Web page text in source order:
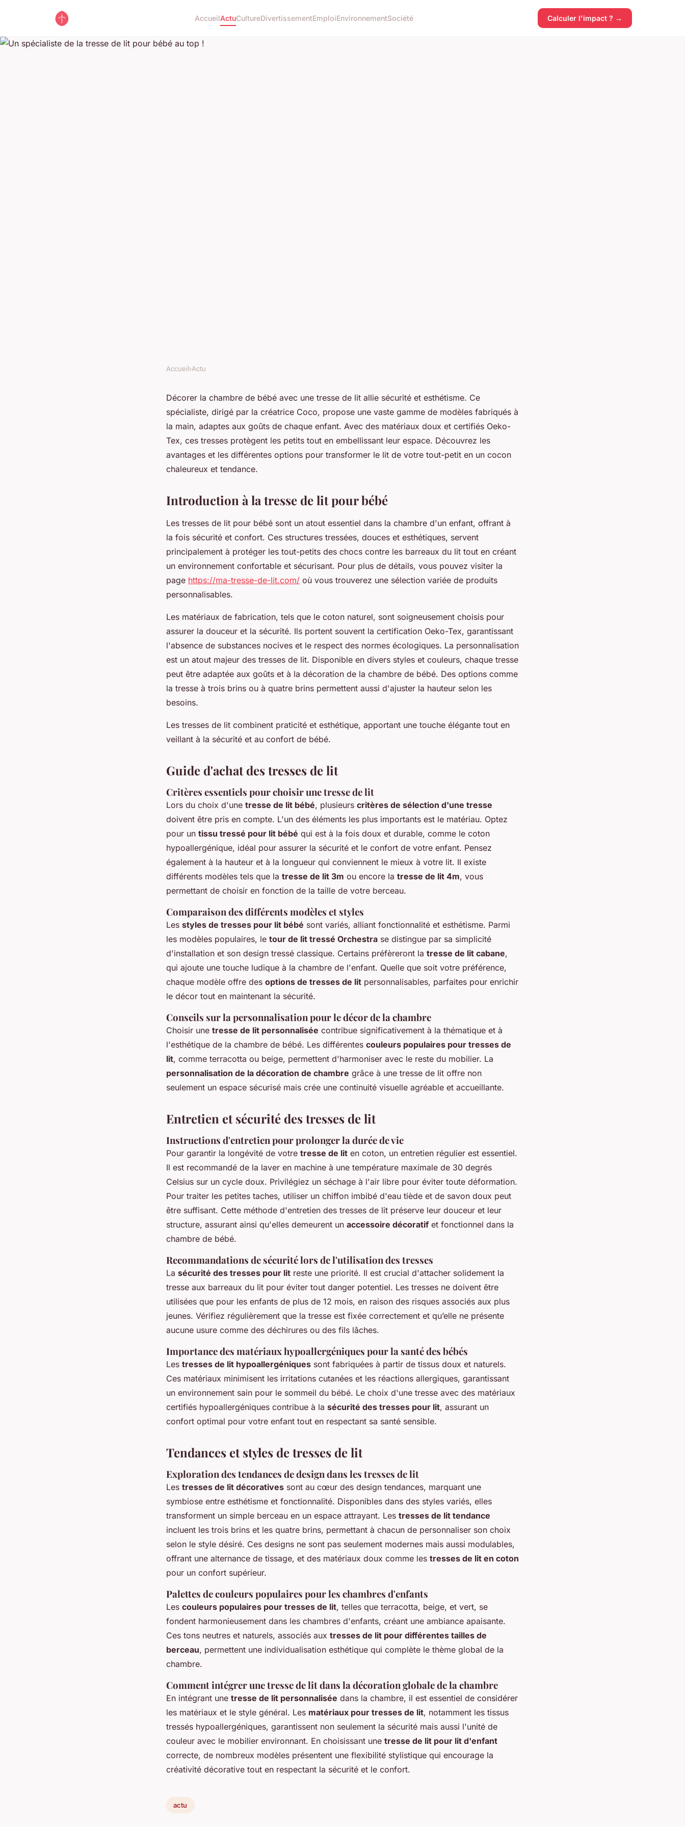
AccueilActuCultureDivertissementEmploiEnvironnementSociété Calculer l'impact ? →
Un spécialiste de la tresse de lit pour
6 min de lecture
Accueil›Actu
Décorer la chambre de bébé avec une tresse de lit allie sécurité et esthétisme. Ce
spécialiste, dirigé par la créatrice Coco, propose une vaste gamme de modèles fabriqués à
la main, adaptes aux goûts de chaque enfant. Avec des matériaux doux et certifiés Oeko-
Tex, ces tresses protègent les petits tout en embellissant leur espace. Découvrez les
avantages et les différentes options pour transformer le lit de votre tout-petit en un cocon
chaleureux et tendance.
Introduction à la tresse de lit pour bébé
Les tresses de lit pour bébé sont un atout essentiel dans la chambre d'un enfant, offrant à
la fois sécurité et confort. Ces structures tressées, douces et esthétiques, servent
principalement à protéger les tout-petits des chocs contre les barreaux du lit tout en créant
un environnement confortable et sécurisant. Pour plus de détails, vous pouvez visiter la
page https://ma-tresse-de-lit.com/ où vous trouverez une sélection variée de produits
personnalisables.
Les matériaux de fabrication, tels que le coton naturel, sont soigneusement choisis pour
assurer la douceur et la sécurité. Ils portent souvent la certification Oeko-Tex, garantissant
l'absence de substances nocives et le respect des normes écologiques. La personnalisation
est un atout majeur des tresses de lit. Disponible en divers styles et couleurs, chaque tresse
peut être adaptée aux goûts et à la décoration de la chambre de bébé. Des options comme
la tresse à trois brins ou à quatre brins permettent aussi d'ajuster la hauteur selon les
besoins.
Les tresses de lit combinent praticité et esthétique, apportant une touche élégante tout en
veillant à la sécurité et au confort de bébé.
Guide d'achat des tresses de lit
Critères essentiels pour choisir une tresse de lit
Lors du choix d'une tresse de lit bébé, plusieurs critères de sélection d'une tresse
doivent être pris en compte. L'un des éléments les plus importants est le matériau. Optez
pour un tissu tressé pour lit bébé qui est à la fois doux et durable, comme le coton
hypoallergénique, idéal pour assurer la sécurité et le confort de votre enfant. Pensez
également à la hauteur et à la longueur qui conviennent le mieux à votre lit. Il existe
différents modèles tels que la tresse de lit 3m ou encore la tresse de lit 4m, vous
permettant de choisir en fonction de la taille de votre berceau.
Comparaison des différents modèles et styles
Les styles de tresses pour lit bébé sont variés, alliant fonctionnalité et esthétisme. Parmi
les modèles populaires, le tour de lit tressé Orchestra se distingue par sa simplicité
d'installation et son design tressé classique. Certains préfèreront la tresse de lit cabane,
qui ajoute une touche ludique à la chambre de l'enfant. Quelle que soit votre préférence,
chaque modèle offre des options de tresses de lit personnalisables, parfaites pour enrichir
le décor tout en maintenant la sécurité.
Conseils sur la personnalisation pour le décor de la chambre
Choisir une tresse de lit personnalisée contribue significativement à la thématique et à
l'esthétique de la chambre de bébé. Les différentes couleurs populaires pour tresses de
lit, comme terracotta ou beige, permettent d'harmoniser avec le reste du mobilier. La
personnalisation de la décoration de chambre grâce à une tresse de lit offre non
seulement un espace sécurisé mais crée une continuité visuelle agréable et accueillante.
Entretien et sécurité des tresses de lit
Instructions d'entretien pour prolonger la durée de vie
Pour garantir la longévité de votre tresse de lit en coton, un entretien régulier est essentiel.
Il est recommandé de la laver en machine à une température maximale de 30 degrés
Celsius sur un cycle doux. Privilégiez un séchage à l'air libre pour éviter toute déformation.
Pour traiter les petites taches, utiliser un chiffon imbibé d'eau tiède et de savon doux peut
être suffisant. Cette méthode d'entretien des tresses de lit préserve leur douceur et leur
structure, assurant ainsi qu'elles demeurent un accessoire décoratif et fonctionnel dans la
chambre de bébé.
Recommandations de sécurité lors de l'utilisation des tresses
La sécurité des tresses pour lit reste une priorité. Il est crucial d'attacher solidement la
tresse aux barreaux du lit pour éviter tout danger potentiel. Les tresses ne doivent être
utilisées que pour les enfants de plus de 12 mois, en raison des risques associés aux plus
jeunes. Vérifiez régulièrement que la tresse est fixée correctement et qu’elle ne présente
aucune usure comme des déchirures ou des fils lâches.
Importance des matériaux hypoallergéniques pour la santé des bébés
Les tresses de lit hypoallergéniques sont fabriquées à partir de tissus doux et naturels.
Ces matériaux minimisent les irritations cutanées et les réactions allergiques, garantissant
un environnement sain pour le sommeil du bébé. Le choix d'une tresse avec des matériaux
certifiés hypoallergéniques contribue à la sécurité des tresses pour lit, assurant un
confort optimal pour votre enfant tout en respectant sa santé sensible.
Tendances et styles de tresses de lit
Exploration des tendances de design dans les tresses de lit
Les tresses de lit décoratives sont au cœur des design tendances, marquant une
symbiose entre esthétisme et fonctionnalité. Disponibles dans des styles variés, elles
transforment un simple berceau en un espace attrayant. Les tresses de lit tendance
incluent les trois brins et les quatre brins, permettant à chacun de personnaliser son choix
selon le style désiré. Ces designs ne sont pas seulement modernes mais aussi modulables,
offrant une alternance de tissage, et des matériaux doux comme les tresses de lit en coton
pour un confort supérieur.
Palettes de couleurs populaires pour les chambres d'enfants
Les couleurs populaires pour tresses de lit, telles que terracotta, beige, et vert, se
fondent harmonieusement dans les chambres d'enfants, créant une ambiance apaisante.
Ces tons neutres et naturels, associés aux tresses de lit pour différentes tailles de
berceau, permettent une individualisation esthétique qui complète le thème global de la
chambre.
Comment intégrer une tresse de lit dans la décoration globale de la chambre
En intégrant une tresse de lit personnalisée dans la chambre, il est essentiel de considérer
les matériaux et le style général. Les matériaux pour tresses de lit, notamment les tissus
tressés hypoallergéniques, garantissent non seulement la sécurité mais aussi l'unité de
couleur avec le mobilier environnant. En choisissant une tresse de lit pour lit d'enfant
correcte, de nombreux modèles présentent une flexibilité stylistique qui encourage la
créativité décorative tout en respectant la sécurité et le confort.
actu